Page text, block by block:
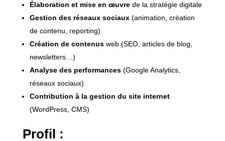
Élaboration et mise en œuvrede la stratégie digitale
Gestion des réseaux sociaux(animation, création
de contenu, reporting)
Création de contenusweb (SEO, articles de blog,
newsletters…)
Analyse des performances(Google Analytics,
réseaux sociaux)
Contribution à la gestion du site internet
(WordPress, CMS)
Profil :